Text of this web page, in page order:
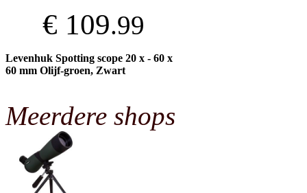
€ 109.99
Levenhuk Spotting scope 20 x - 60 x
60 mm Olijf-groen, Zwart
Meerdere shops